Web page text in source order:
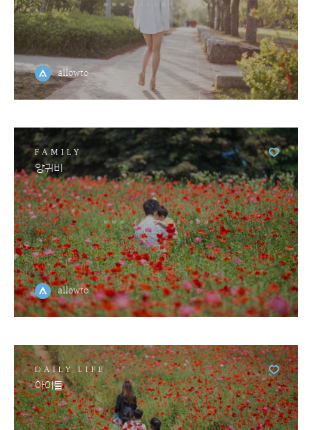
allowto
FAMILY
양귀비
allowto
DAILY LIFE
아이들